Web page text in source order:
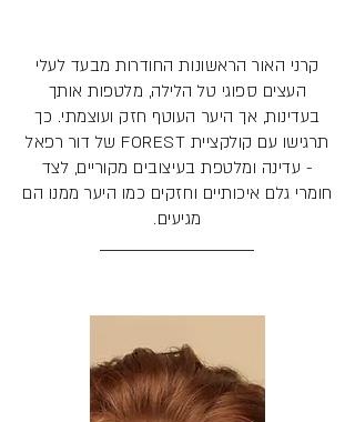
קרני האור הראשונות החודרות מבעד לעלי
העצים ספוגי טל הלילה, מלטפות אותך
בעדינות, אך היער העוטף חזק ועוצמתי. כך
תרגישו עם קולקציית FOREST של דור רפאל
- עדינה ומלטפת בעיצובים מקוריים, לצד
חומרי גלם איכותיים וחזקים כמו היער ממנו הם
מגיעים.